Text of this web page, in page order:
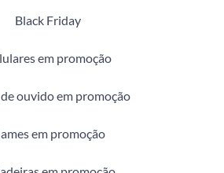
Black Friday
em promoção
de ouvido em promoção
em promoção